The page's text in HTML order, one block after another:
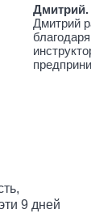
Дмитрий.
Дмитрий
9 дней